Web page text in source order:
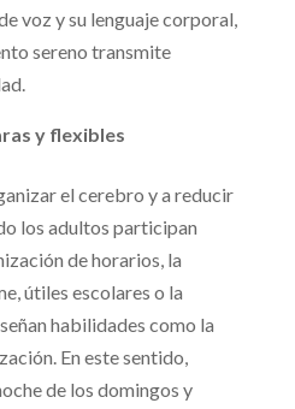
voz y su lenguaje corporal,
sereno transmite
y flexibles
el cerebro y a reducir
los adultos participan
de horarios, la
útiles escolares o la
habilidades como la
En este sentido,
de los domingos y